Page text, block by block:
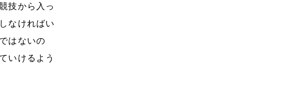
技から入っ
なければい
はないの
いけるよう